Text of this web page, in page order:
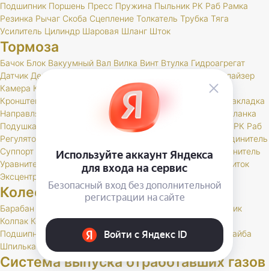
Подшипник Поршень Пресс Пружина Пыльник РК Раб Рамка
Резинка Рычаг Скоба Сцепление Толкатель Трубка Тяга
Усилитель Цилиндр Шаровая Шланг Шток
Тормоза
Бачок Блок Вакуумный Вал Вилка Винт Втулка Гидроагрегат
Датчик Держатель
Иммобилайзер
Камера Клапан Колодка Колодки
Кольцо
Кронштейн
Манжета Маслоотражатель
Накладка
Направляющая
Опора Опорный
Планка
Подушка
Проставка РК Раб
Регулятор
Соединитель
Суппорт
Тормоз Тормоза Тройник Трос Трубка Тяга
Удлинитель
Уравнитель
Цилиндр Чехол Шайба Шланг Штуцер
Щиток
Эксцентрик
Колеса и шины
Барабан
Золотник
Колпак Колпачок Кольцо Кронштейн Маслоотражатель
Подшипник
Прокладка РК Сальник Стержень
Шайба
Шпилька
Штуцер
Система выпуска отработавших газов